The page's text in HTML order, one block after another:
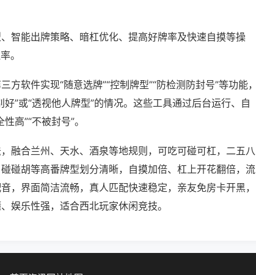
智能出牌策略、暗杠优化、提高好牌率及快速自摸等操
。
软件实现“随意选牌”“控制牌型”“防检测防封号”等功能，
”或“透视他人牌型”的情况。这些工具通过后台运行、自
高”“不被封号”。
融合兰州、天水、酒泉等地规则，可吃可碰可杠，二五八
碰胡等高番牌型划分清晰，自摸加倍、杠上开花翻倍，流
，界面简洁流畅，真人匹配快速稳定，亲友免房卡开黑，
娱乐性强，适合西北玩家休闲竞技。